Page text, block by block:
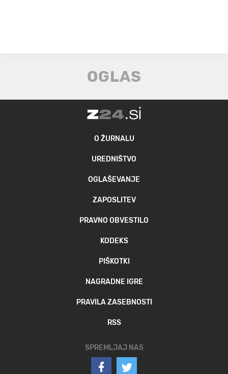
O ŽURNALU
UREDNIŠTVO
OGLAŠEVANJE
ZAPOSLITEV
PRAVNO OBVESTILO
KODEKS
PIŠKOTKI
NAGRADNE IGRE
PRAVILA ZASEBNOSTI
RSS
SPREMLJAJ NAS